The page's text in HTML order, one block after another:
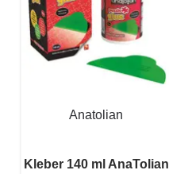
Anatolian
Kleber 140 ml AnaTolian